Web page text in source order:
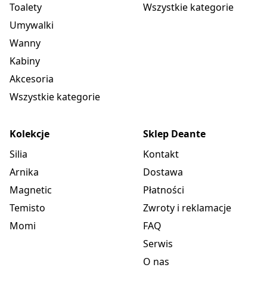
Toalety
Umywalki
Wanny
Kabiny
Akcesoria
Wszystkie kategorie
Wszystkie kategorie
Kolekcje
Silia
Arnika
Magnetic
Temisto
Momi
Sklep Deante
Kontakt
Dostawa
Płatności
Zwroty i reklamacje
FAQ
Serwis
O nas